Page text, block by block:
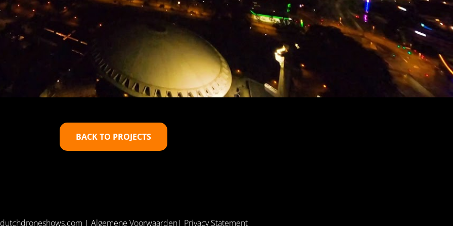
BACK TO PROJECTS
| Algemene Voorwaarden| Privacy Statement